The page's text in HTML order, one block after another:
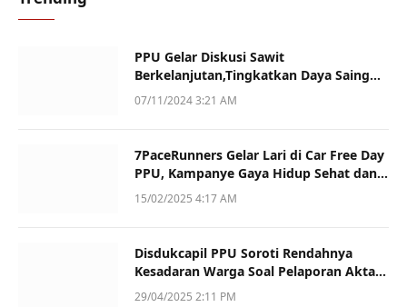
PPU Gelar Diskusi Sawit
Berkelanjutan,Tingkatkan Daya Saing
dan Kualitas
07/11/2024 3:21 AM
7PaceRunners Gelar Lari di Car Free Day
PPU, Kampanye Gaya Hidup Sehat dan
Dukung UMKM
15/02/2025 4:17 AM
Disdukcapil PPU Soroti Rendahnya
Kesadaran Warga Soal Pelaporan Akta
Kematian
29/04/2025 2:11 PM